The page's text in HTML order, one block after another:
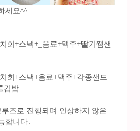
세요^^
회+스낵+_음료+맥주+딸기쨈샌
회+스낵+음료+맥주+각종샌드
김밥
즈로 진행되며 인상하지 않은
합니다.